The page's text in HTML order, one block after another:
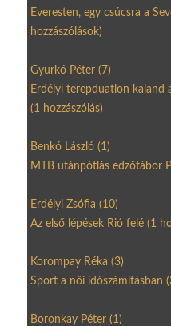
Everesten, egy csúcsra a
hozzászólások)
Gyurkó Péter (7)
Erdélyi terepduatlon kaland
(1 hozzászólás)
Benkó László (1)
MTB utánpótlás edzőtábor
Erdélyi Zsófia (10)
Az első lépések Rió felé (1
Korompay Réka (3)
Sport a női időszámításban
Boronkay Péter (1)